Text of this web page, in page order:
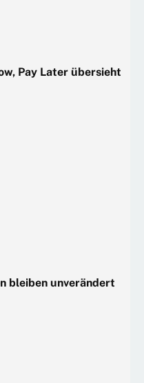
Pay Later übersieht
bleiben unverändert